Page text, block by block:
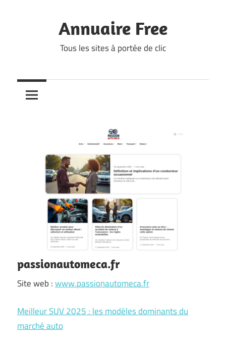
Annuaire Free
Tous les sites à portée de clic
passionautomeca.fr
Site web :www.passionautomeca.fr
Meilleur SUV 2025 : les modèles dominants du
marché auto